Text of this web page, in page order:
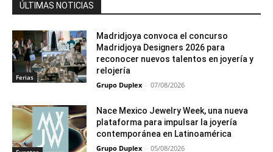
ÚLTIMAS NOTICIAS
Ferias
Madridjoya convoca el concurso
Madridjoya Designers 2026 para
reconocer nuevos talentos en joyería y
relojería
Grupo Duplex - 07/08/2026
Nace Mexico Jewelry Week, una nueva
plataforma para impulsar la joyería
contemporánea en Latinoamérica
Grupo Duplex - 05/08/2026